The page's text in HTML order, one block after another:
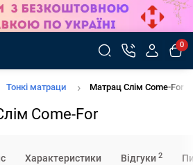
0
Тонкі матраци Матрац Слім Come-For
Come-For
Характеристики Відгуки 2